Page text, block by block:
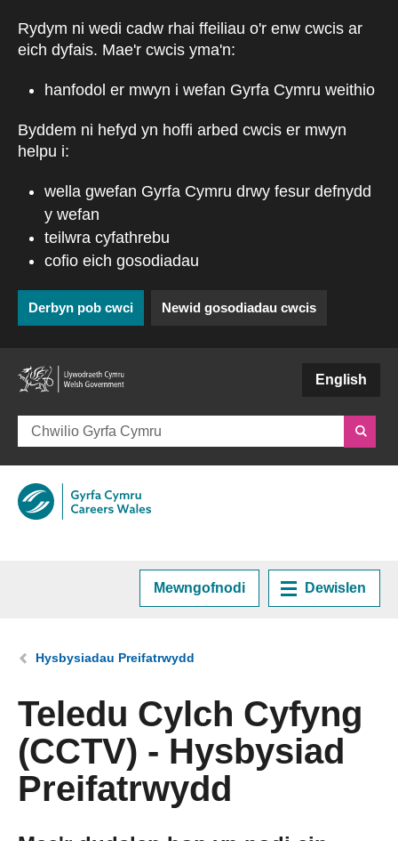
Rydym ni wedi cadw rhai ffeiliau o'r enw cwcis ar
eich dyfais. Mae'r cwcis yma'n:
hanfodol er mwyn i wefan Gyrfa Cymru weithio
Byddem ni hefyd yn hoffi arbed cwcis er mwyn
helpu i:
wella gwefan Gyrfa Cymru drwy fesur defnydd
y wefan
teilwra cyfathrebu
cofio eich gosodiadau
Derbyn pob cwci Newid gosodiadau cwcis
English
Mewngofnodi Dewislen
Cynllunio eich Gyrfa
Cyrsiau a Hyfforddiant
Rydych chi yma:
Hysbysiadau Preifatrwydd
Teledu Cylch Cyfyng
(CCTV) - Hysbysiad
Preifatrwydd